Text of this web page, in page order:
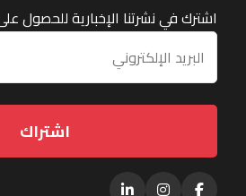
اشترك في نشرتنا الإخبارية للحصول
اشتراك